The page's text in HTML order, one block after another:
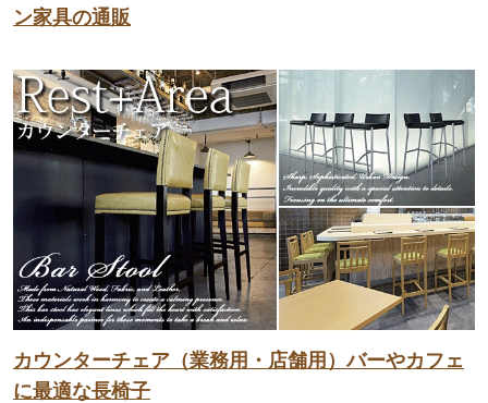
ン家具の通販
カウンターチェア（業務用・店舗用）バーやカフェ
に最適な長椅子